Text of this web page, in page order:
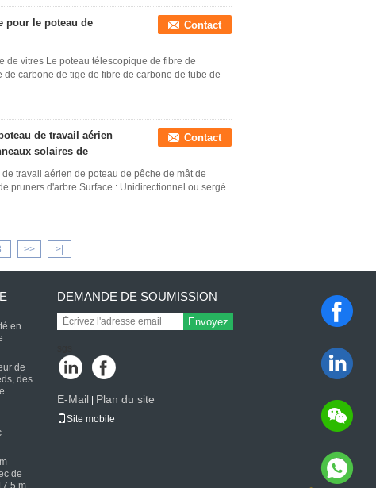
pour le poteau de
Contact
de vitres Le poteau télescopique de fibre de
carbone de tige de fibre de carbone de tube de
de travail aérien
solaires de
Contact
travail aérien de poteau de pêche de mât de
pruners d'arbre Surface : Unidirectionnel ou sergé
>> >|
en
de
des
de
m
DEMANDE DE SOUMISSION
Envoyez
E-Mail Plan du site
Site mobile